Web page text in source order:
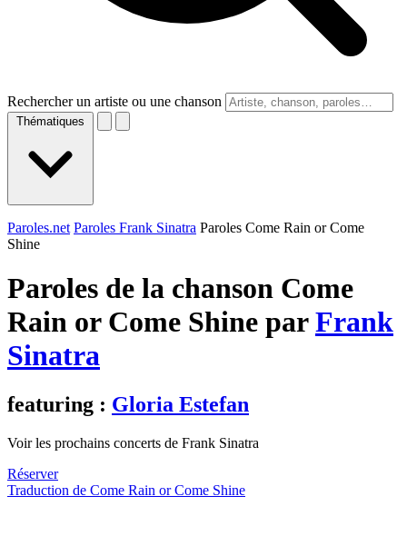
Rechercher un artiste ou une chanson
Thématiques
Paroles.net Paroles Frank Sinatra Paroles Come Rain or Come
Shine
Paroles de la chanson Come
Rain or Come Shine parFrank
Sinatra
featuring : Gloria Estefan
Voir les prochains concerts de Frank Sinatra
Réserver
Traduction de Come Rain or Come Shine